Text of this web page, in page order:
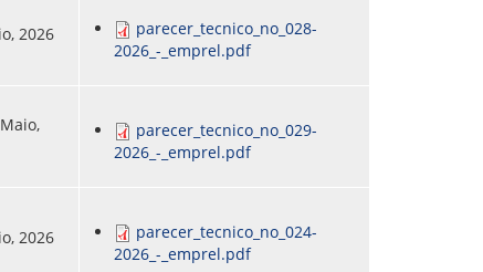
2026
parecer_tecnico_no_028-
2026_-_emprel.pdf
parecer_tecnico_no_029-
2026_-_emprel.pdf
2026
parecer_tecnico_no_024-
2026_-_emprel.pdf